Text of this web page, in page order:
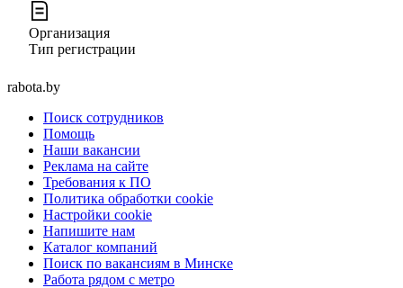
Организация
Тип регистрации
rabota.by
Поиск сотрудников
Помощь
Наши вакансии
Реклама на сайте
Требования к ПО
Политика обработки cookie
Настройки cookie
Напишите нам
Каталог компаний
Поиск по вакансиям в Минске
Работа рядом с метро